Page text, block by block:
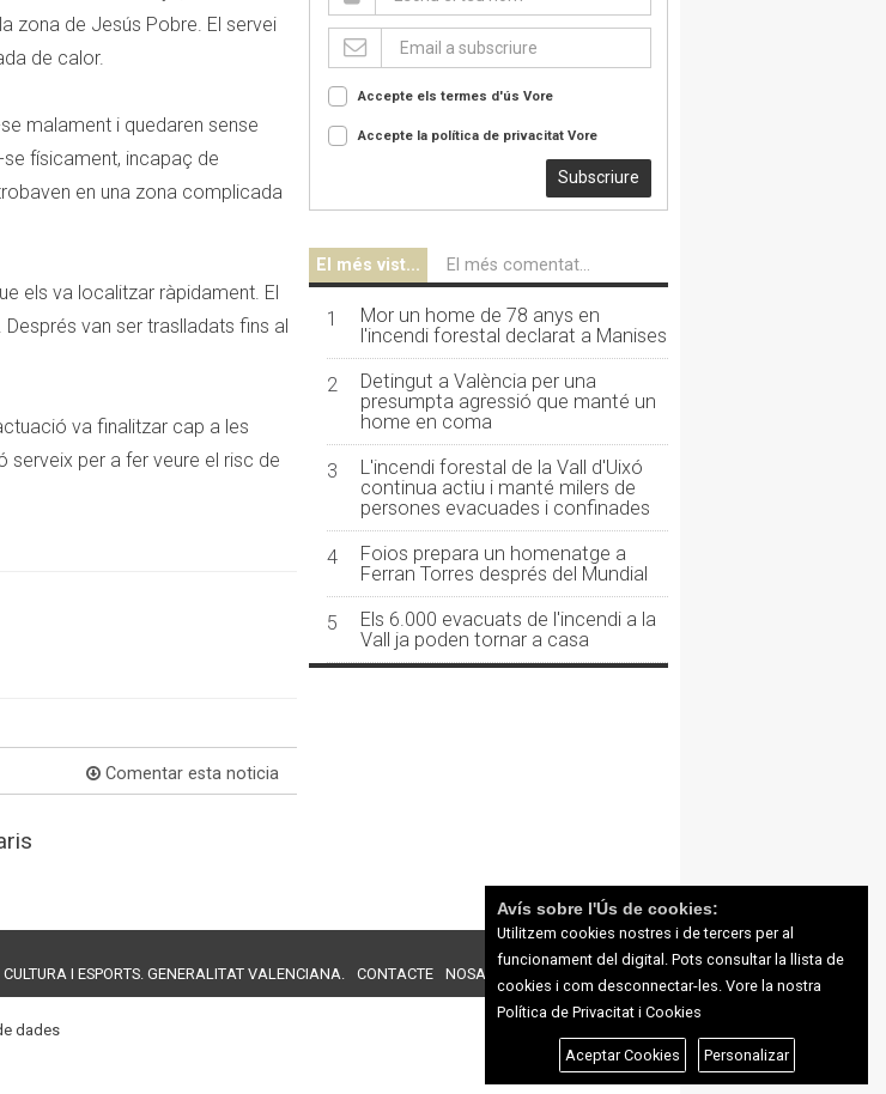
zona de Jesús Pobre. El servei
de calor.
malament i quedaren sense
se físicament, incapaç de
en una zona complicada
els va localitzar ràpidament. El
van ser traslladats fins al
va finalitzar cap a les
per a fer veure el risc de
Comentar esta noticia
Accepte els termes d'ús Vore
Accepte la política de privacitat Vore
Subscriure
El més vist... El més comentat...
1
Mor un home de 78 anys en
l'incendi forestal declarat a Manises
2
Detingut a València per una
presumpta agressió que manté un
home en coma
3
L'incendi forestal de la Vall d'Uixó
continua actiu i manté milers de
persones evacuades i confinades
4
Foios prepara un homenatge a
Ferran Torres després del Mundial
5
Els 6.000 evacuats de l'incendi a la
Vall ja poden tornar a casa
I ESPORTS. GENERALITAT VALENCIANA.
CONTACTE NOSALTRES
dades
Avís sobre l'Ús de cookies:
Utilitzem cookies nostres i de tercers per al
funcionament del digital. Pots consultar la llista de
cookies i com desconnectar-les. Vore la nostra
Política de Privacitat i Cookies
Aceptar Cookies Personalizar